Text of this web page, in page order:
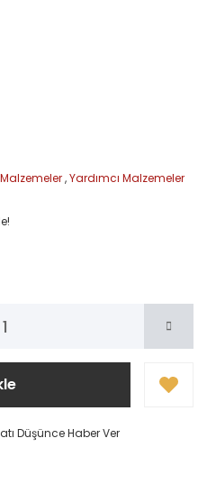
,Yardımcı Malzemeler
Düşünce Haber Ver